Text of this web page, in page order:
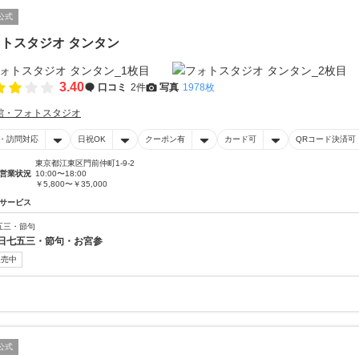
式
スタジオ タンタン
3.40 口コミ 2件 写真 1978枚
・フォトスタジオ
訪問対応 日祝OK クーポン有 カード可 QRコード決済可
東京都江東区門前仲町1-9-2
業状況 10:00〜18:00
￥5,800〜￥35,000
ービス
三・節句
七五三・節句・お宮参
中
式